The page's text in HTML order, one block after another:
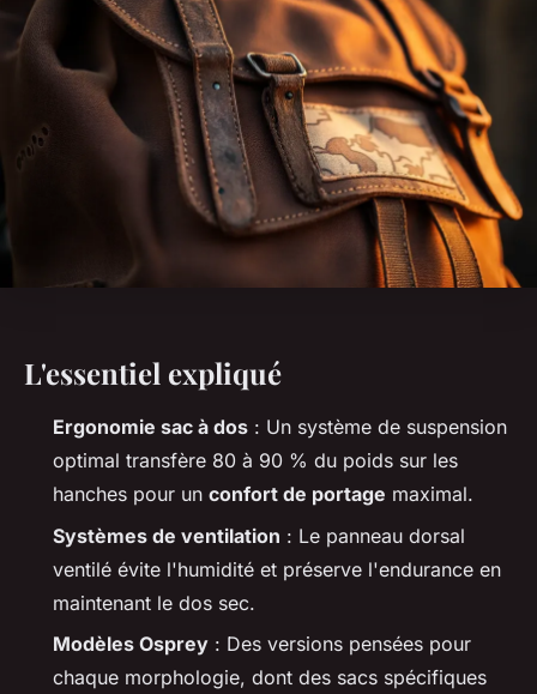
L'essentiel expliqué
Ergonomie sac à dos : Un système de suspension
optimal transfère 80 à 90 % du poids sur les
hanches pour un confort de portage maximal.
Systèmes de ventilation : Le panneau dorsal
ventilé évite l'humidité et préserve l'endurance en
maintenant le dos sec.
Modèles Osprey : Des versions pensées pour
chaque morphologie, dont des sacs spécifiques